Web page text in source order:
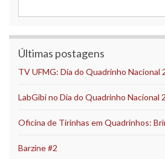
Últimas postagens
TV UFMG: Dia do Quadrinho Nacional
LabGibi no Dia do Quadrinho Nacional
Oficina de Tirinhas em Quadrinhos:
Barzine #2